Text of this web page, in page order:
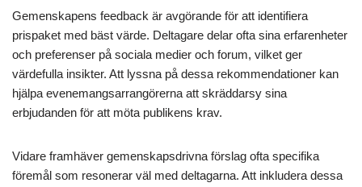
Gemenskapens feedback är avgörande för att identifiera
prispaket med bäst värde. Deltagare delar ofta sina erfarenheter
och preferenser på sociala medier och forum, vilket ger
värdefulla insikter. Att lyssna på dessa rekommendationer kan
hjälpa evenemangsarrangörerna att skräddarsy sina
erbjudanden för att möta publikens krav.
Vidare framhäver gemenskapsdrivna förslag ofta specifika
föremål som resonerar väl med deltagarna. Att inkludera dessa